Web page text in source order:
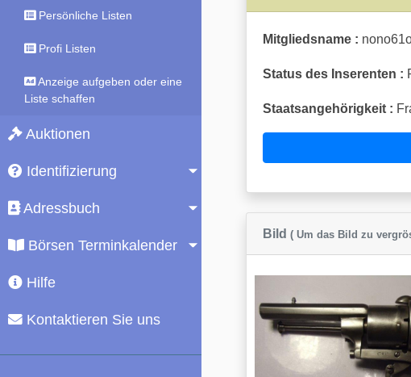
Persönliche Listen
Profi Listen
Anzeige aufgeben oder eine
Liste schaffen
Auktionen
Identifizierung
Adressbuch
Börsen Terminkalender
Hilfe
Kontaktieren Sie uns
Mitgliedsname :
Status des Inserenten :
Staatsangehörigkeit :
Bild ( Um das Bild zu